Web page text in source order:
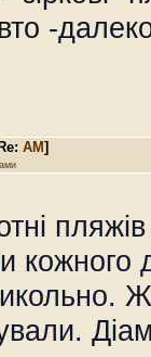
-
AM]